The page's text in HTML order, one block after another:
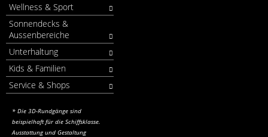
Wellness & Sport
Sonnendecks &
Aussenbereiche
Unterhaltung
Kids & Familien
Service & Shops
* Die 3D-Rundgänge sind
beispielhaft für die Schiffsklasse.
Ausstattung und Gestaltung